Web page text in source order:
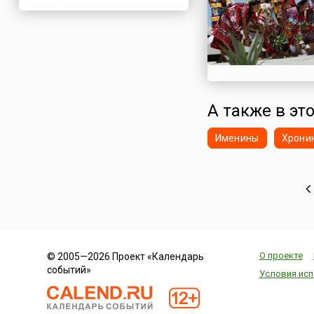
США
Сербия
А также в
Именины
© 2005—2026 Проект «Календарь
событий»
О проекте
Условия